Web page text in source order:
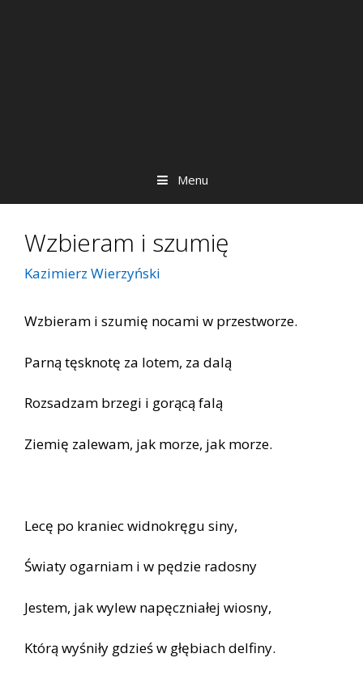
Menu
Wzbieram i szumię
Kazimierz Wierzyński
Wzbieram i szumię nocami w przestworze.
Parną tęsknotę za lotem, za dalą
Rozsadzam brzegi i gorącą falą
Ziemię zalewam, jak morze, jak morze.
Lecę po kraniec widnokręgu siny,
Światy ogarniam i w pędzie radosny
Jestem, jak wylew napęczniałej wiosny,
Którą wyśniły gdzieś w głębiach delfiny.